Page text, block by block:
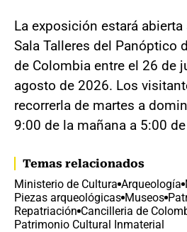
La exposición estará
Sala Talleres del Panóptico
de Colombia entre el 26 de
agosto de 2026. Los
recorrerla de martes a
9:00 de la mañana a 5:00
Temas relacionados
Ministerio de Cultura Arqueología
Piezas arqueológicas Museos
Repatriación Cancilleria de
Patrimonio Cultural Inmaterial